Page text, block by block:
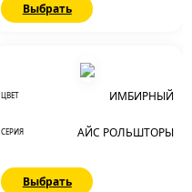
Выбрать
ЦВЕТ ИМБИРНЫЙ
СЕРИЯ АЙС РОЛЬШТОРЫ
Выбрать